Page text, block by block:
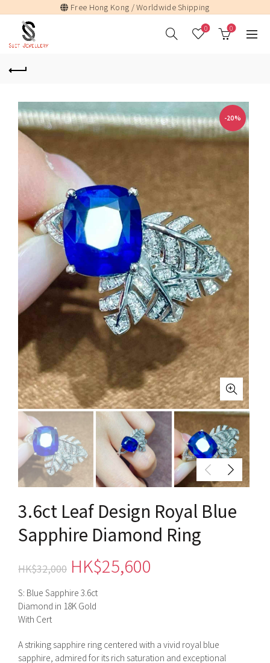
Free Hong Kong / Worldwide Shipping
0 0
-20%
3.6ct Leaf Design Royal Blue
Sapphire Diamond Ring
HK$32,000 原
始
價
格：
HK$25,600
格：
S: Blue Sapphire 3.6ct
Diamond in 18K Gold
With Cert
A striking sapphire ring centered with a vivid royal blue
sapphire, admired for its rich saturation and exceptional